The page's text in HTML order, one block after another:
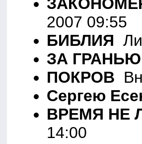
2007 09:55
БИБЛИЯ
ЗА ГРАНЬЮ
ПОКРОВ
Сергею
ВРЕМЯ НЕ
14:00